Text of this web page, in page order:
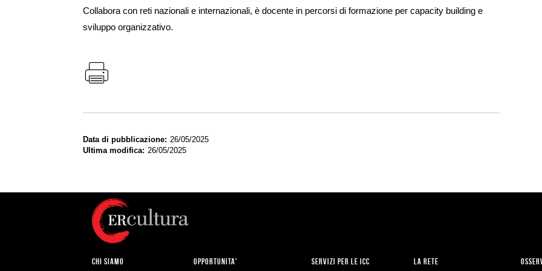
Collabora con reti nazionali e internazionali, è docente in percorsi di formazione per capacity building e
sviluppo organizzativo.
Data di pubblicazione
26/05/2025
Ultima modifica
26/05/2025
CHI SIAMO OPPORTUNITA' SERVIZI PER LE ICC LA RETE